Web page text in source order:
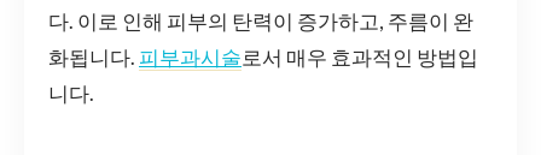
다. 이로 인해 피부의 탄력이 증가하고, 주름이 완
화됩니다. 피부과시술로서 매우 효과적인 방법입
니다.